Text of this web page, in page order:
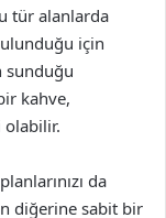
tür alanlarda
için
sunduğu
kahve,
olabilir.
da
diğerine sabit bir